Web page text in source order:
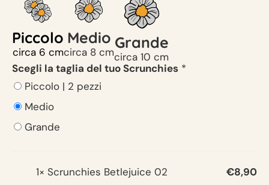
Piccolo
circa 6 cm
Medio
circa 8 cm
Grande
circa 10 cm
Scegli la taglia del tuo Scrunchies *
Piccolo | 2 pezzi
Medio
Grande
1× Scrunchies Betlejuice 02 €8,90